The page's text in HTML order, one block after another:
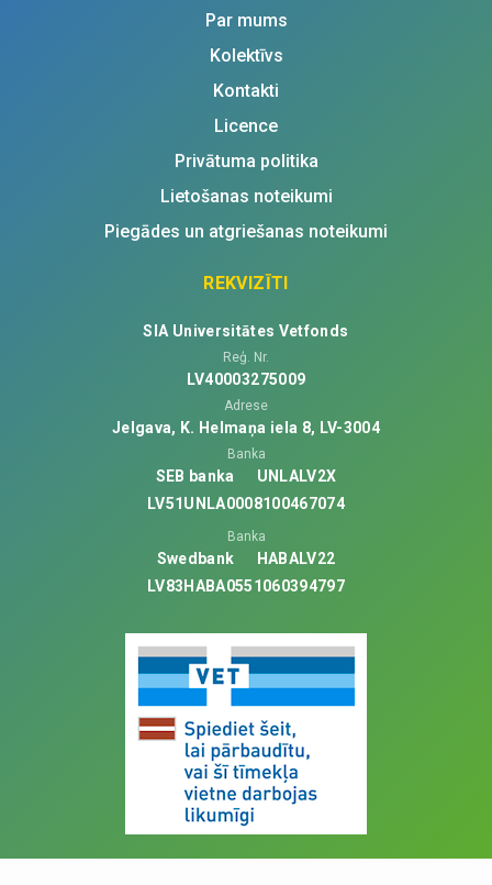
Par mums
Kolektīvs
Kontakti
Licence
Privātuma politika
Lietošanas noteikumi
Piegādes un atgriešanas noteikumi
REKVIZĪTI
SIA Universitātes Vetfonds
Reģ. Nr.
LV40003275009
Adrese
Jelgava, K. Helmaņa iela 8, LV-3004
Banka
SEB banka
UNLALV2X
LV51UNLA0008100467074
Banka
Swedbank
HABALV22
LV83HABA0551060394797